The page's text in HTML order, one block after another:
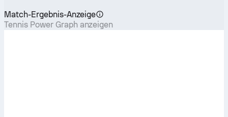
Match-Ergebnis-Anzeige
Tennis Power Graph anzeigen